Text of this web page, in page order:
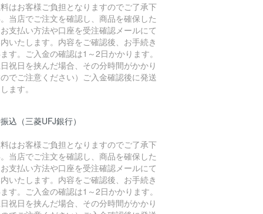
はお客様ご負担となりますのでご了承下
当店でご注文を確認し、商品を確保した
支払い方法や口座を受注確認メールにて
いたします。内容をご確認後、お手続き
す。ご入金の確認は1～2日かかります。
日祝日を挟んだ場合、その分時間がかかり
でご注意ください）ご入金確認後に発送
ます。
込（三菱UFJ銀行）
はお客様ご負担となりますのでご了承下
当店でご注文を確認し、商品を確保した
支払い方法や口座を受注確認メールにて
いたします。内容をご確認後、お手続き
す。ご入金の確認は1～2日かかります。
日祝日を挟んだ場合、その分時間がかかり